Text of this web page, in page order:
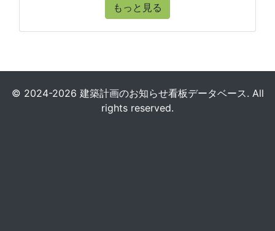
もっと見る
© 2024-2026 建築計画のお知らせ看板データベース. All
rights reserved.